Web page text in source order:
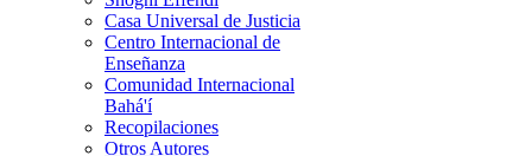
Casa Universal de Justicia
Centro Internacional de
Enseñanza
Comunidad Internacional
Bahá'í
Recopilaciones
Otros Autores